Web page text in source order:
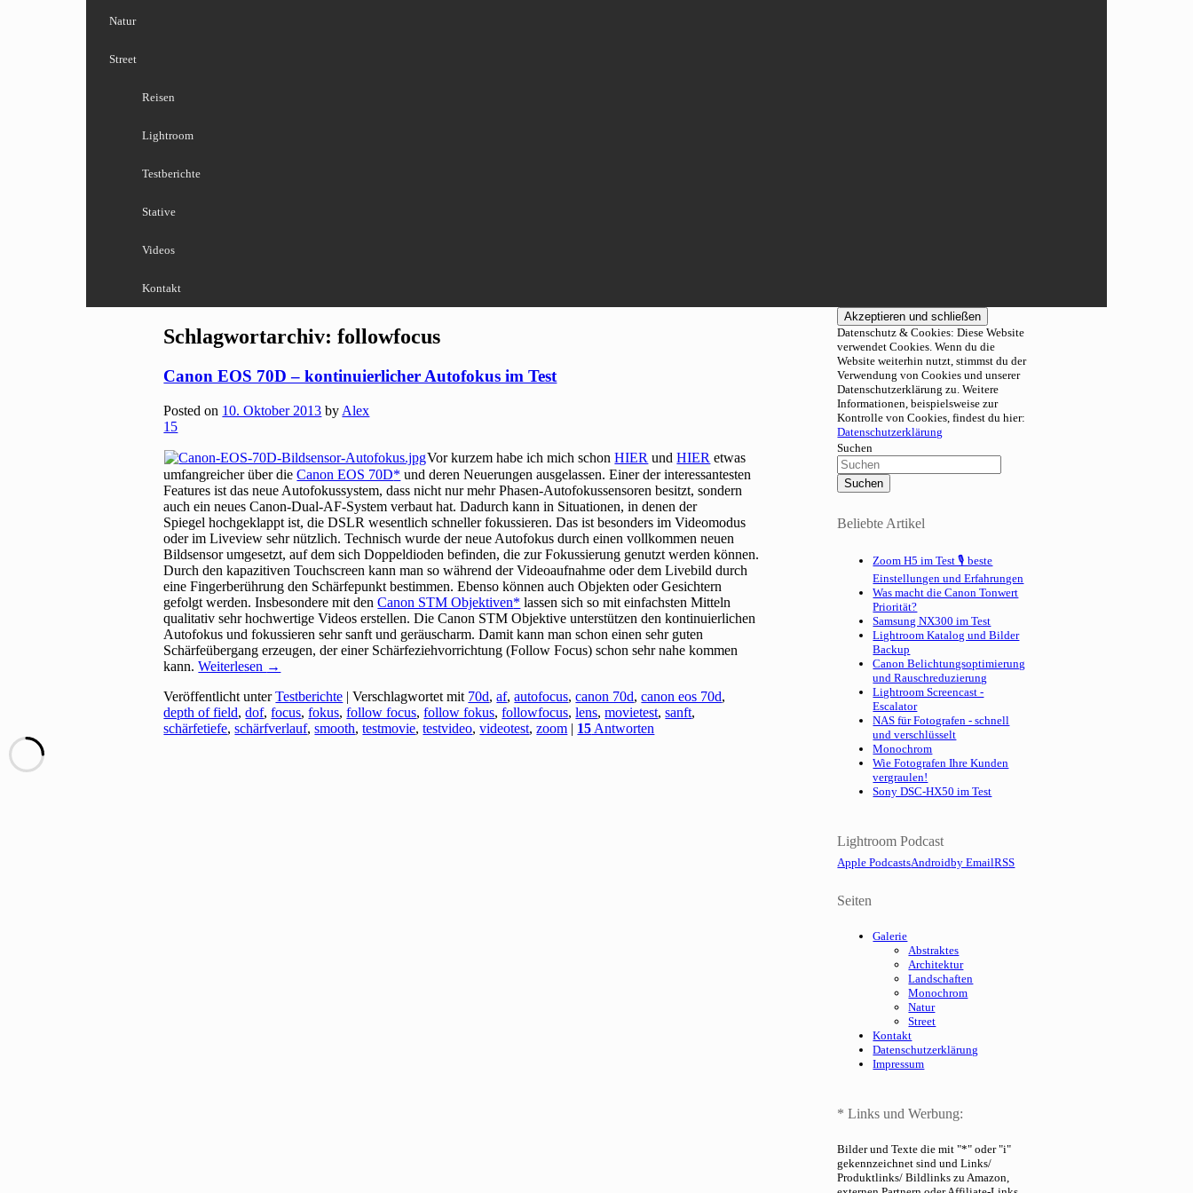
Natur
Street
Reisen
Lightroom
Testberichte
Stative
Videos
Kontakt
Schlagwortarchiv:followfocus
Canon EOS 70D – kontinuierlicher Autofokus im Test
Posted on 10. Oktober 2013 by Alex
15
Vor kurzem habe ich mich schonHIER undHIER etwas
umfangreicher über dieCanon EOS 70D
und deren Neuerungen ausgelassen. Einer der interessantesten
Features ist das neue Autofokussystem, dass nicht nur mehr Phasen-Autofokussensoren besitzt, sondern
auch ein neues Canon-Dual-AF-System verbaut hat. Dadurch kann in Situationen, in denen der
Spiegel hochgeklappt ist, die DSLR wesentlich schneller fokussieren. Das ist besonders im Videomodus
oder im Liveview sehr nützlich. Technisch wurde der neue Autofokus durch einen vollkommen neuen
Bildsensor umgesetzt, auf dem sich Doppeldioden befinden, die zur Fokussierung genutzt werden können.
Durch den kapazitiven Touchscreen kann man so während der Videoaufnahme oder dem Livebild durch
eine Fingerberührung den Schärfepunkt bestimmen. Ebenso können auch Objekten oder Gesichtern
gefolgt werden. Insbesondere mit denCanon STM Objektiven
lassen sich so mit einfachsten Mitteln
qualitativ sehr hochwertige Videos erstellen. Die Canon STM Objektive unterstützen den kontinuierlichen
Autofokus und fokussieren sehr sanft und geräuscharm. Damit kann man schon einen sehr guten
Schärfeübergang erzeugen, der einer Schärfeziehvorrichtung (Follow Focus) schon sehr nahe kommen
kann.Weiterlesen →
Veröffentlicht unter Testberichte |Verschlagwortet mit 70d,af,autofocus,canon 70d,canon eos 70d,
depth of field,dof,focus,fokus,follow focus,follow fokus,followfocus,lens,movietest,sanft,
schärfetiefe,schärfverlauf,smooth,testmovie,testvideo,videotest,zoom | 15 Antworten
Datenschutz & Cookies: Diese Website
verwendet Cookies. Wenn du die
Website weiterhin nutzt, stimmst du der
Verwendung von Cookies und unserer
Datenschutzerklärung zu. Weitere
Informationen, beispielsweise zur
Kontrolle von Cookies, findest du hier:
Datenschutzerklärung
Suchen
Beliebte Artikel
Zoom H5 im Test 🎙 beste
Einstellungen und Erfahrungen
Was macht die Canon Tonwert
Priorität?
Samsung NX300 im Test
Lightroom Katalog und Bilder
Backup
Canon Belichtungsoptimierung
und Rauschreduzierung
Lightroom Screencast -
Escalator
NAS für Fotografen - schnell
und verschlüsselt
Monochrom
Wie Fotografen Ihre Kunden
vergraulen!
Sony DSC-HX50 im Test
Lightroom Podcast
Apple PodcastsAndroidby EmailRSS
Seiten
Galerie
Abstraktes
Architektur
Landschaften
Monochrom
Natur
Street
Kontakt
Datenschutzerklärung
Impressum
* Links und Werbung:
Bilder und Texte die mit "*" oder "i"
gekennzeichnet sind und Links/
Produktlinks/ Bildlinks zu Amazon,